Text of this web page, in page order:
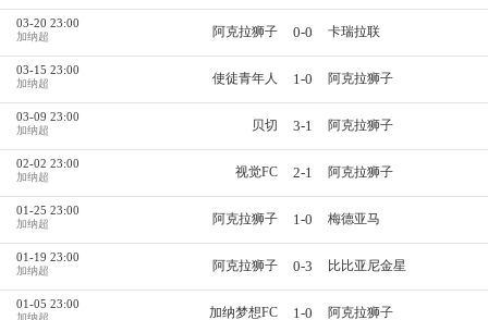
03-20 23:00
加纳超 阿克拉狮子 0-0 卡瑞拉联
03-15 23:00
加纳超 使徒青年人 1-0 阿克拉狮子
03-09 23:00
加纳超 贝切 3-1 阿克拉狮子
02-02 23:00
加纳超 视觉FC 2-1 阿克拉狮子
01-25 23:00
加纳超 阿克拉狮子 1-0 梅德亚马
01-19 23:00
加纳超 阿克拉狮子 0-3 比比亚尼金星
01-05 23:00
加纳超 加纳梦想FC 1-0 阿克拉狮子